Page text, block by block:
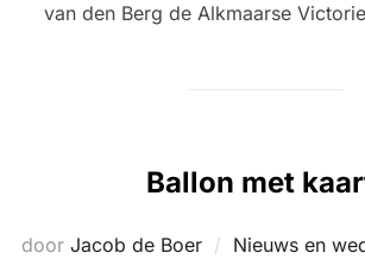
van den Berg de Alkmaarse
Ballon met
door Jacob de Boer
Nieuws en